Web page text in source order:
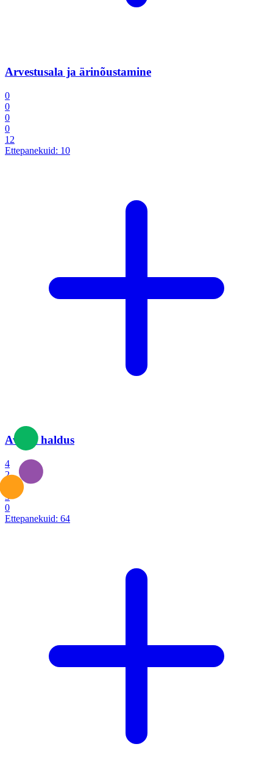
Arvestusala ja ärinõustamine
0
0
0
0
12
Ettepanekuid: 10
Avalik haldus
4
2
3
0
Ettepanekuid: 64